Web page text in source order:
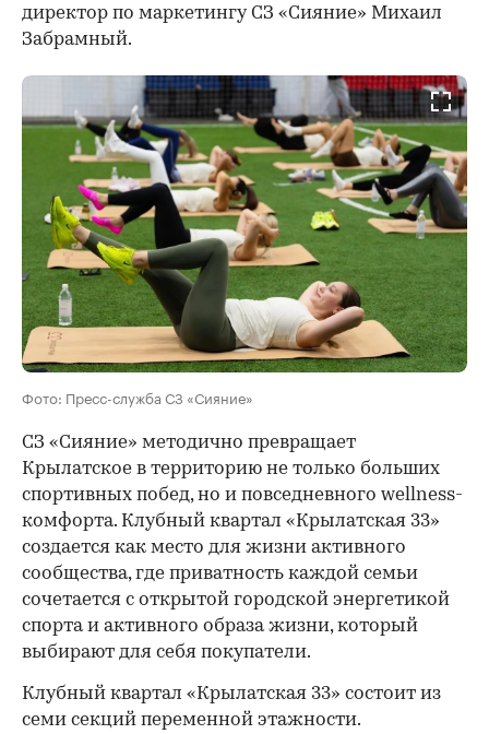
директор по маркетингу СЗ «Сияние» Михаил
Забрамный.
Фото: Пресс-служба СЗ «Сияние»
СЗ «Сияние» методично превращает
Крылатское в территорию не только больших
спортивных побед, но и повседневного wellness-
комфорта. Клубный квартал «Крылатская 33»
создается как место для жизни активного
сообщества, где приватность каждой семьи
сочетается с открытой городской энергетикой
спорта и активного образа жизни, который
выбирают для себя покупатели.
Клубный квартал «Крылатская 33» состоит из
семи секций переменной этажности.